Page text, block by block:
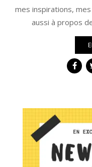
mes inspirations,
aussi à propos